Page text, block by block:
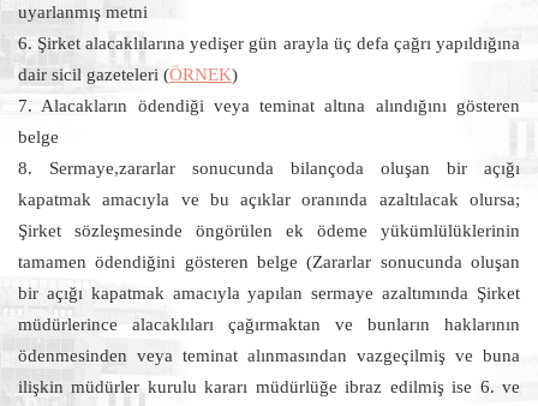
uyarlanmış metni
6. Şirket alacaklılarına yedişer gün arayla üç defa çağrı yapıldığına
dair sicil gazeteleri (ÖRNEK)
7. Alacakların ödendiği veya teminat altına alındığını gösteren
belge
8. Sermaye,zararlar sonucunda bilançoda oluşan bir açığı
kapatmak amacıyla ve bu açıklar oranında azaltılacak olursa;
Şirket sözleşmesinde öngörülen ek ödeme yükümlülüklerinin
tamamen ödendiğini gösteren belge (Zararlar sonucunda oluşan
bir açığı kapatmak amacıyla yapılan sermaye azaltımında Şirket
müdürlerince alacaklıları çağırmaktan ve bunların haklarının
ödenmesinden veya teminat alınmasından vazgeçilmiş ve buna
ilişkin müdürler kurulu kararı müdürlüğe ibraz edilmiş ise 6. ve